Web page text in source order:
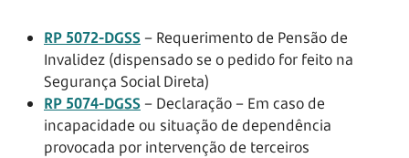
RP 5072-DGSS– Requerimento de Pensão de
Invalidez (dispensado se o pedido for feito na
Segurança Social Direta)
RP 5074-DGSS– Declaração – Em caso de
incapacidade ou situação de dependência
provocada por intervenção de terceiros